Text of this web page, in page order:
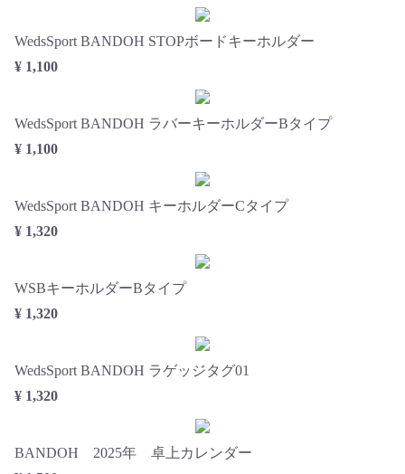
WedsSport BANDOH STOPボードキーホルダー
¥ 1,100
WedsSport BANDOH ラバーキーホルダーBタイプ
¥ 1,100
WedsSport BANDOH キーホルダーCタイプ
¥ 1,320
WSBキーホルダーBタイプ
¥ 1,320
WedsSport BANDOH ラゲッジタグ01
¥ 1,320
BANDOH 2025年 卓上カレンダー